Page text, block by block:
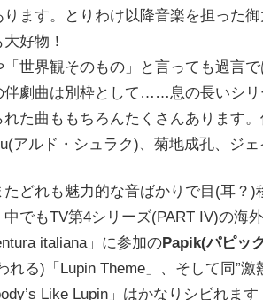
ります。とりわけ以降音楽を担った
好物！
「世界観そのもの」と言っても過言
伴劇曲は別枠として……息の長いシリ
れた曲ももちろんたくさんあります
アルド・シュラク)、菊地成孔、ジ
たどれも魅力的な音ばかりで目(耳？)
中でもTV第4シリーズ(PART IV)の海
italiana」に参加のPapik(パピッ
れる)「Lupin Theme」、そして同”激
Like Lupin」はかなりシビれま